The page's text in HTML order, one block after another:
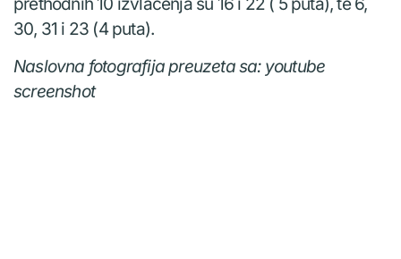
30, 31 i 23 (4 puta).
Naslovna fotografija preuzeta sa: youtube
screenshot